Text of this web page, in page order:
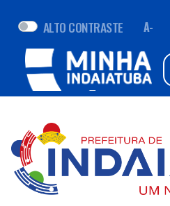
ALTO CONTRASTE A-